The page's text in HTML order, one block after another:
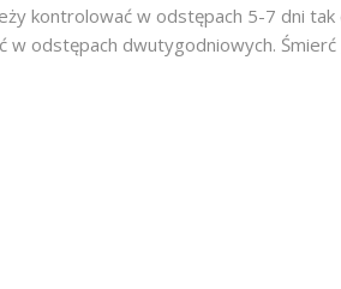
kontrolować w odstępach 5-7 dni
odstępach dwutygodniowych.